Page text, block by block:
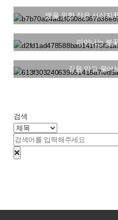
뱀을 위한 작은 서식지/
피어나는 불
길을 막고 물어
검색